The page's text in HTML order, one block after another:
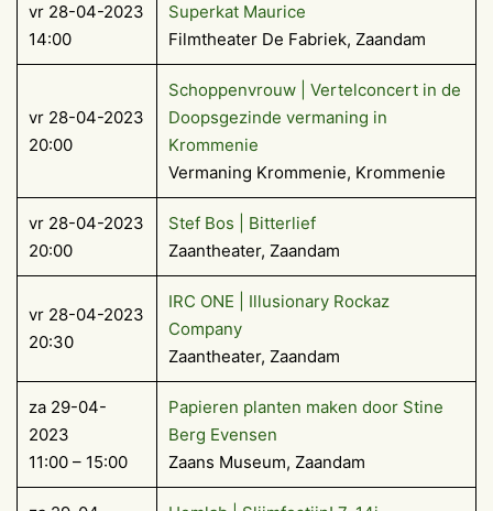
vr 28-04-2023
14:00
Superkat Maurice
Filmtheater De Fabriek, Zaandam
vr 28-04-2023
20:00
Schoppenvrouw | Vertelconcert in de
Doopsgezinde vermaning in
Krommenie
Vermaning Krommenie, Krommenie
vr 28-04-2023
20:00
Stef Bos | Bitterlief
Zaantheater, Zaandam
vr 28-04-2023
20:30
IRC ONE | Illusionary Rockaz
Company
Zaantheater, Zaandam
za 29-04-
2023
11:00 – 15:00
Papieren planten maken door Stine
Berg Evensen
Zaans Museum, Zaandam